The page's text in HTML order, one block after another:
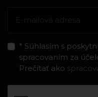
* Súhlasím s
spracovaním za
Prečítať ako